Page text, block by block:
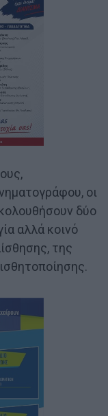
οι
δύο
αλλά κοινό
της